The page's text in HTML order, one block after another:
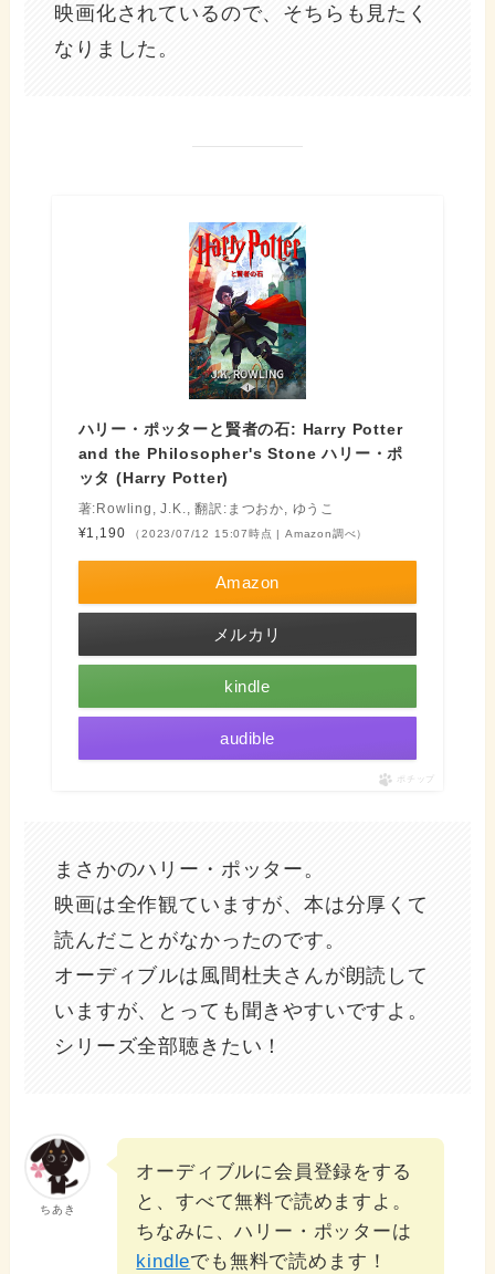
映画化されているので、そちらも見たく
なりました。
ハリー・ポッターと賢者の石: Harry Potter
and the Philosopher's Stone ハリー・ポ
ッタ (Harry Potter)
著:Rowling, J.K., 翻訳:まつおか, ゆうこ
¥1,190
（2023/07/12 15:07時点 | Amazon調べ）
Amazon
メルカリ
kindle
audible
ポチップ
まさかのハリー・ポッター。
映画は全作観ていますが、本は分厚くて
読んだことがなかったのです。
オーディブルは風間杜夫さんが朗読して
いますが、とっても聞きやすいですよ。
シリーズ全部聴きたい！
ちあき
オーディブルに会員登録をする
と、すべて無料で読めますよ。
ちなみに、ハリー・ポッターは
kindleでも無料で読めます！